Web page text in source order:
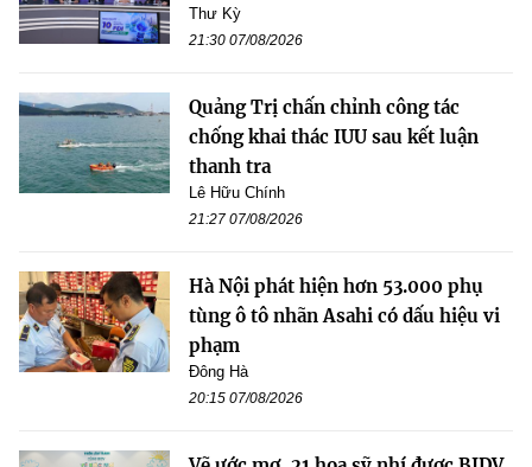
Thư Kỳ
21:30 07/08/2026
Quảng Trị chấn chỉnh công tác
chống khai thác IUU sau kết luận
thanh tra
Lê Hữu Chính
21:27 07/08/2026
Hà Nội phát hiện hơn 53.000 phụ
tùng ô tô nhãn Asahi có dấu hiệu vi
phạm
Đông Hà
20:15 07/08/2026